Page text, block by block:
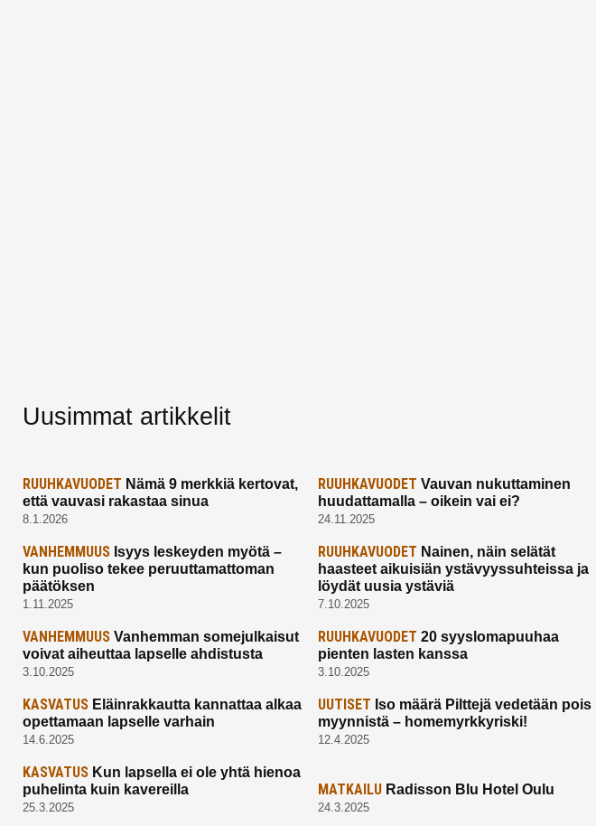
Uusimmat artikkelit
RUUHKAVUODET Nämä 9 merkkiä kertovat,
että vauvasi rakastaa sinua
8.1.2026
RUUHKAVUODET Vauvan nukuttaminen
huudattamalla – oikein vai ei?
24.11.2025
VANHEMMUUS Isyys leskeyden myötä –
kun puoliso tekee peruuttamattoman
päätöksen
1.11.2025
RUUHKAVUODET Nainen, näin selätät
haasteet aikuisiän ystävyyssuhteissa ja
löydät uusia ystäviä
7.10.2025
VANHEMMUUS Vanhemman somejulkaisut
voivat aiheuttaa lapselle ahdistusta
3.10.2025
RUUHKAVUODET 20 syyslomapuuhaa
pienten lasten kanssa
3.10.2025
KASVATUS Eläinrakkautta kannattaa alkaa
opettamaan lapselle varhain
14.6.2025
UUTISET Iso määrä Pilttejä vedetään pois
myynnistä – homemyrkkyriski!
12.4.2025
KASVATUS Kun lapsella ei ole yhtä hienoa
puhelinta kuin kavereilla
25.3.2025
MATKAILU Radisson Blu Hotel Oulu
24.3.2025